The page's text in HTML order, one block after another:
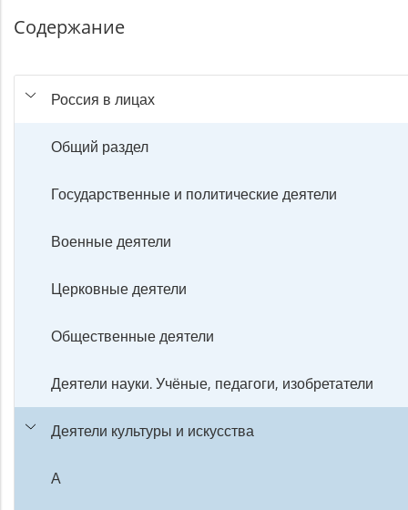
Содержание
Россия в лицах
Общий раздел
Государственные и политические деятели
Военные деятели
Церковные деятели
Общественные деятели
Деятели науки. Учёные, педагоги, изобретатели
Деятели культуры и искусства
А